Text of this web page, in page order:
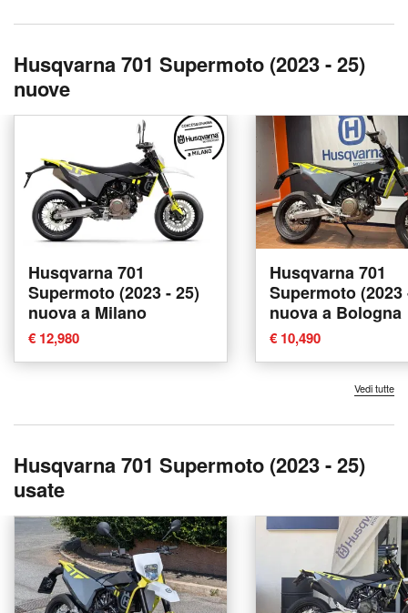
Husqvarna 701 Supermoto (2023 - 25)
nuove
Husqvarna 701
Supermoto (2023 - 25)
nuova a Milano
€ 12,980
Husqvarna 701
Supermoto (2023
nuova a Bologna
€ 10,490
Vedi tutte
Husqvarna 701 Supermoto (2023 - 25)
usate